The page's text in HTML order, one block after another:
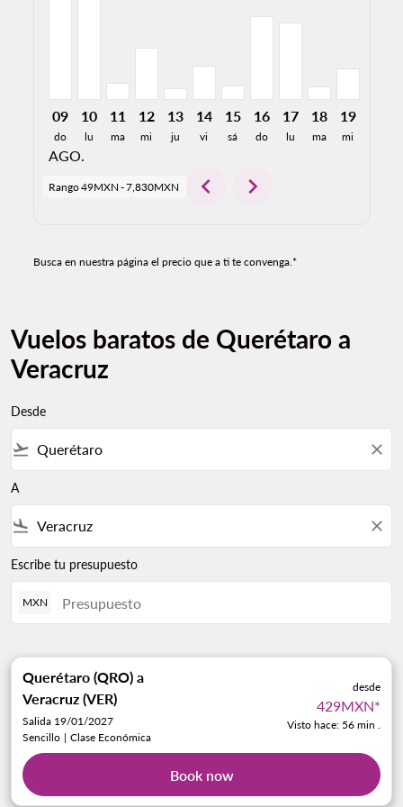
09
do
AGO.
10
lu
11
ma
12
mi
13
ju
14
vi
15
sá
16
do
17
lu
18
ma
19
mi
Rango49MXN -7,830MXN chevron_left chevron_right
Busca en nuestra página el precio que a ti te convenga.*
Vuelos baratos de Querétaro a
Veracruz
Desde
flight_takeoff close
A
flight_land close
Escribe tu presupuesto
MXN
Querétaro (QRO) a
Veracruz (VER)
Salida 19/01/2027
Sencillo | Clase Económica
desde
429MXN*
Visto hace: 56 min .
Book now